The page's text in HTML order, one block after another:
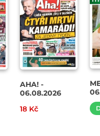
AHA! -
06.08.2026
18 Kč